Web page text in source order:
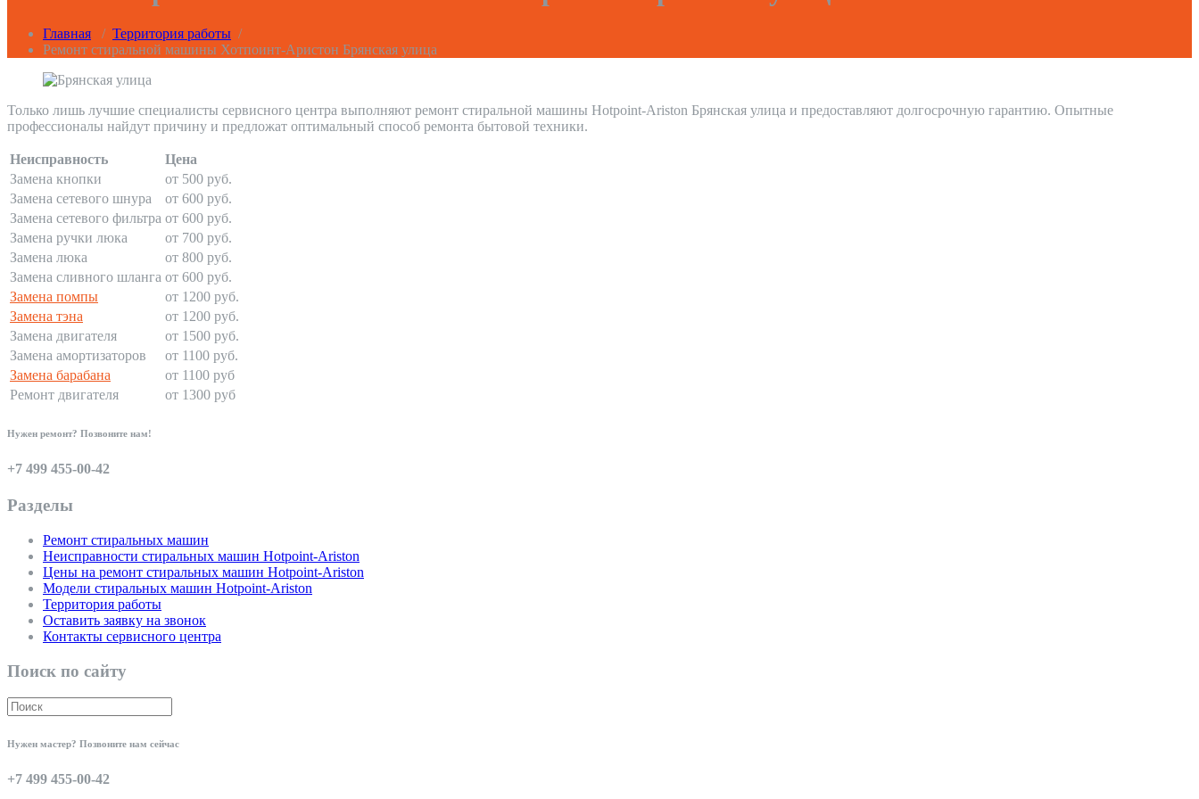
Главная / Территория работы /
Ремонт стиральной машины Хотпоинт-Аристон Брянская улица
Только лишь лучшие специалисты сервисного центра выполняют ремонт стиральной машины Hotpoint-Ariston Брянская улица и предоставляют долгосрочную гарантию. Опытные
профессионалы найдут причину и предложат оптимальный способ ремонта бытовой техники.
Неисправность
Цена
Замена кнопки
от 500 руб.
Замена сетевого шнура
от 600 руб.
Замена сетевого фильтра от 600 руб.
Замена ручки люка
от 700 руб.
Замена люка
от 800 руб.
Замена сливного шланга от 600 руб.
Замена помпы
от 1200 руб.
Замена тэна
от 1200 руб.
Замена двигателя
от 1500 руб.
Замена амортизаторов
от 1100 руб.
Замена барабана
от 1100 руб
Ремонт двигателя
от 1300 руб
Нужен ремонт? Позвоните нам!
+7 499 455-00-42
Разделы
Ремонт стиральных машин
Неисправности стиральных машин Hotpoint-Ariston
Цены на ремонт стиральных машин Hotpoint-Ariston
Модели стиральных машин Hotpoint-Ariston
Территория работы
Оставить заявку на звонок
Контакты сервисного центра
Поиск по сайту
Нужен мастер? Позвоните нам сейчас
+7 499 455-00-42